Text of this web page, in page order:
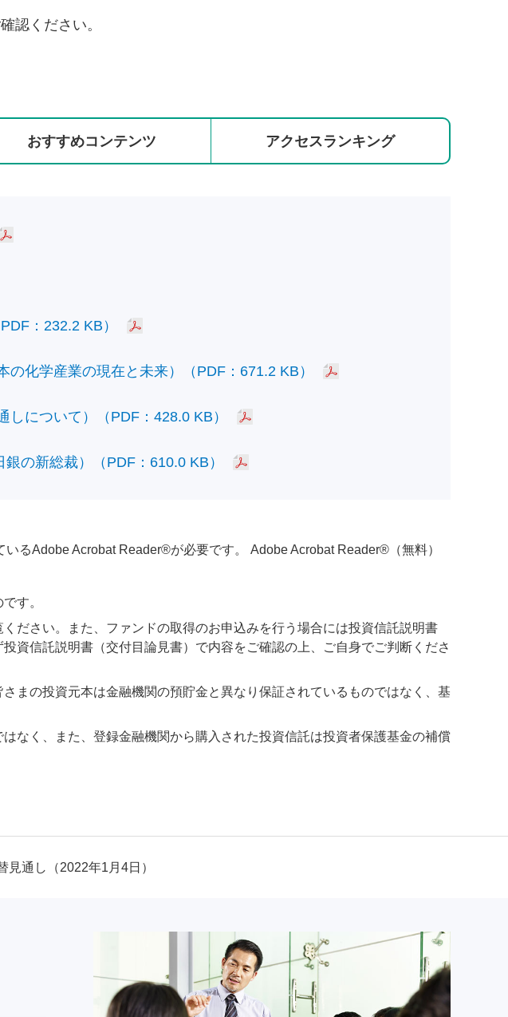
認ください。
おすすめコンテンツ アクセスランキング
：232.2 KB）
化学産業の現在と未来）（PDF：671.2 KB）
について）（PDF：428.0 KB）
の新総裁）（PDF：610.0 KB）
るAdobe Acrobat Reader®が必要です。 Adobe Acrobat Reader®（無料）
す。
ださい。また、ファンドの取得のお申込みを行う場合には投資信託説明書
資信託説明書（交付目論見書）で内容をご確認の上、ご自身でご判断くださ
まの投資元本は金融機関の預貯金と異なり保証されているものではなく、基
なく、また、登録金融機関から購入された投資信託は投資者保護基金の補償
見通し（2022年1月4日）